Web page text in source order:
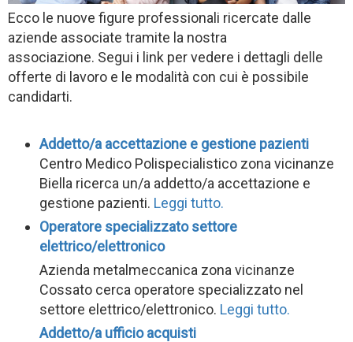
Ecco le nuove figure professionali ricercate dalle
aziende associate tramite la nostra
associazione. Segui i link per vedere i dettagli delle
offerte di lavoro e le modalità con cui è possibile
candidarti.
Addetto/a accettazione e gestione pazienti
Centro Medico Polispecialistico zona vicinanze
Biella ricerca un/a addetto/a accettazione e
gestione pazienti. Leggi tutto.
Operatore specializzato settore
elettrico/elettronico
Azienda metalmeccanica zona vicinanze
Cossato cerca operatore specializzato nel
settore elettrico/elettronico. Leggi tutto.
Addetto/a ufficio acquisti